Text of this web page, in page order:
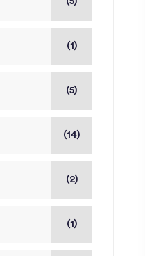
(1)
(5)
(14)
(2)
(1)